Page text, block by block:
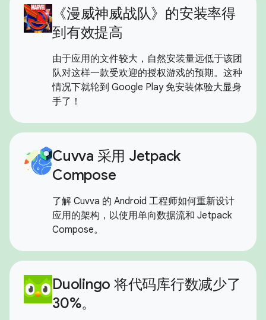
《漫威神威战队》的安装率得
到有效提高
由于应用的文件较大，自然安装量远低于该团
队对这样一款受欢迎的授权游戏的预期。这种
情况下就轮到 Google Play 免安装体验大显身
手了！
Cuvva 采用 Jetpack
Compose
了解 Cuvva 的 Android 工程师如何重新设计
应用的架构，以使用单向数据流和 Jetpack
Compose。
Duolingo 将代码库行数减少了
30%。